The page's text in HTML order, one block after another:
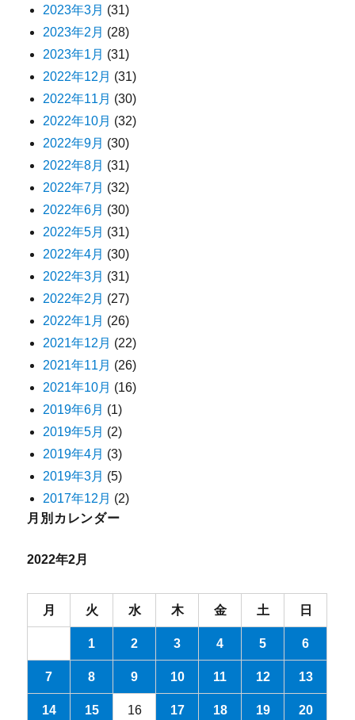
2023年3月 (31)
2023年2月 (28)
2023年1月 (31)
2022年12月 (31)
2022年11月 (30)
2022年10月 (32)
2022年9月 (30)
2022年8月 (31)
2022年7月 (32)
2022年6月 (30)
2022年5月 (31)
2022年4月 (30)
2022年3月 (31)
2022年2月 (27)
2022年1月 (26)
2021年12月 (22)
2021年11月 (26)
2021年10月 (16)
2019年6月 (1)
2019年5月 (2)
2019年4月 (3)
2019年3月 (5)
2017年12月 (2)
月別カレンダー
2022年2月
月 火 水 木 金 土 日
1 2 3 4 5 6
7 8 9 10 11 12 13
14 15 16 17 18 19 20